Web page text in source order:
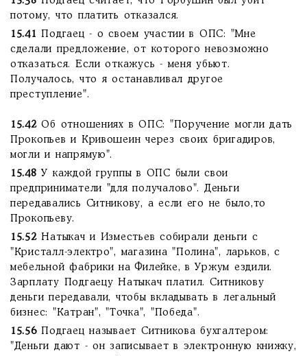
потому, что платить отказался.
15.41 Подгаец - о своем участии в ОПС: "Мне
сделали предложение, от которого невозможно
отказаться. Если откажусь - меня убьют.
Получалось, что я останавливал другое
преступление".
15.42Об отношениях в ОПС: "Поручение могли дать
Прокопьев и Кривошеин через своих бригадиров,
могли и напрямую".
15.48 У каждой группы в ОПС были свои
предприниматели "для получалово". Деньги
передавались Ситникову, а если его не было,то
Прокопьеву.
15.52Натыкач и Изместьев собирали деньги с
"Кристалл-электро", магазина "Полина", ларьков, с
мебельной фабрики на Филейке, в Уржум ездили.
Зарплату Подгаецу Натыкач платил. Ситникову
деньги передавали, чтобы вкладывать в легальный
бизнес: "Катран", "Точка", "Победа".
15.56Подгаец называет Ситникова бухгалтером:
"Деньги дают - он записывает в электронную книжку,